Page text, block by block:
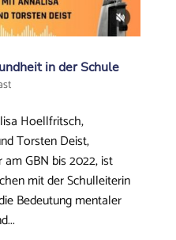
in der Schule
Hoellfritsch,
Torsten Deist,
GBN bis 2022, ist
mit der Schulleiterin
Bedeutung mentaler